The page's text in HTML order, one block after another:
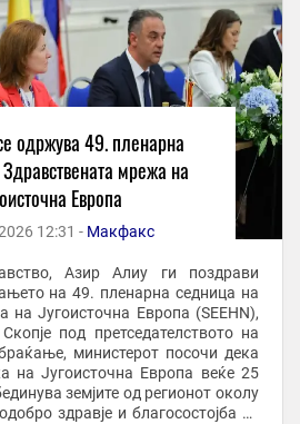
одржува 49. пленарна
мрежа на
Европа
12:31 - Макфакс
Азир Алиу ги поздрави
на 49. пленарна седница на
на Југоисточна Европа (SEEHN),
под претседателството на
на Југоисточна Европа веќе 25
земјите од регионот околу
здравје и благосостојба за